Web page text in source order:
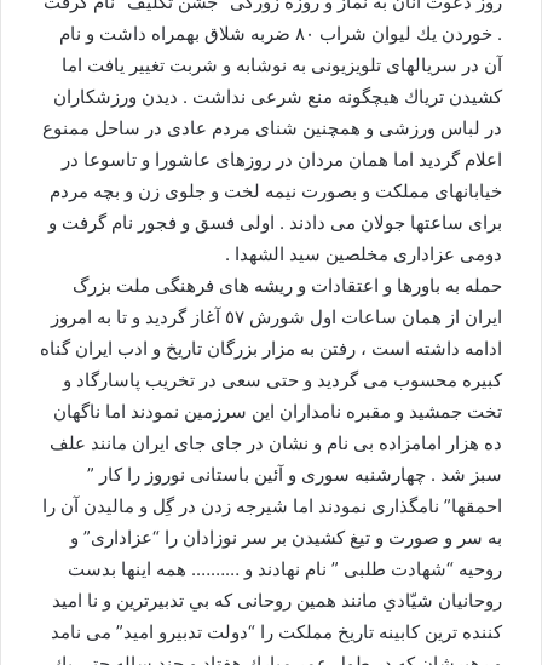
. خوردن يك ليوان شراب ٨٠ ضربه شلاق بهمراه داشت و نام
آن در سريالهاى تلويزيونى به نوشابه و شربت تغيير يافت اما
كشيدن ترياك هيچگونه منع شرعى نداشت . ديدن ورزشكاران
در لباس ورزشى و همچنين شناى مردم عادى در ساحل ممنوع
اعلام گرديد اما همان مردان در روزهاى عاشورا و تاسوعا در
خيابانهاى مملكت و بصورت نيمه لخت و جلوى زن و بچه مردم
براى ساعتها جولان مى دادند . اولى فسق و فجور نام گرفت و
دومى عزادارى مخلصين سيد الشهدا .
حمله به باورها و اعتقادات و ريشه هاى فرهنگى ملت بزرگ
ايران از همان ساعات اول شورش ٥٧ آغاز گرديد و تا به امروز
ادامه داشته است ، رفتن به مزار بزرگان تاريخ و ادب ايران گناه
كبيره محسوب مى گرديد و حتى سعى در تخريب پاسارگاد و
تخت جمشيد و مقبره نامداران اين سرزمين نمودند اما ناگهان
ده هزار امامزاده بى نام و نشان در جاى جاى ايران مانند علف
سبز شد . چهارشنبه سورى و آئين باستانى نوروز را كار ”
احمقها” نامگذارى نمودند اما شيرجه زدن در گِل و ماليدن آن را
به سر و صورت و تيغ كشيدن بر سر نوزادان را “عزادارى” و
روحيه “شهادت طلبى ” نام نهادند و ………. همه اينها بدست
روحانيان شيّادي مانند همين روحانى كه بي تدبيرترين و نا اميد
كننده ترين كابينه تاريخ مملكت را “دولت تدبيرو اميد” مى نامد